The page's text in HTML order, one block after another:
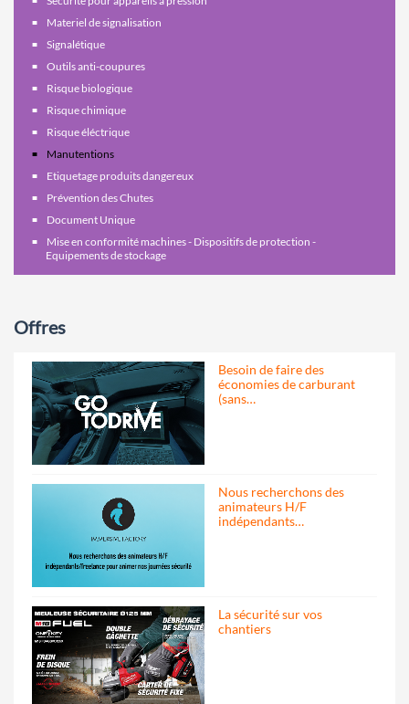
Materiel de signalisation
Signalétique
Outils anti-coupures
Risque biologique
Risque chimique
Risque éléctrique
Manutentions
Etiquetage produits dangereux
Prévention des Chutes
Document Unique
Mise en conformité machines - Dispositifs de protection -
Equipements de stockage
Offres
Besoin de faire des
économies de carburant
(sans…
Nous recherchons des
animateurs H/F
indépendants…
La sécurité sur vos
chantiers